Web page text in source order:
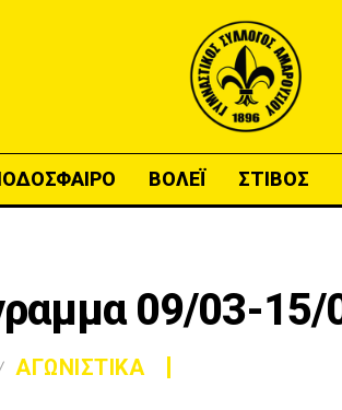
ΒΟΛΕΪ ΣΤΙΒΟΣ
09/03-15/
ΑΓΩΝΙΣΤΙΚΑ